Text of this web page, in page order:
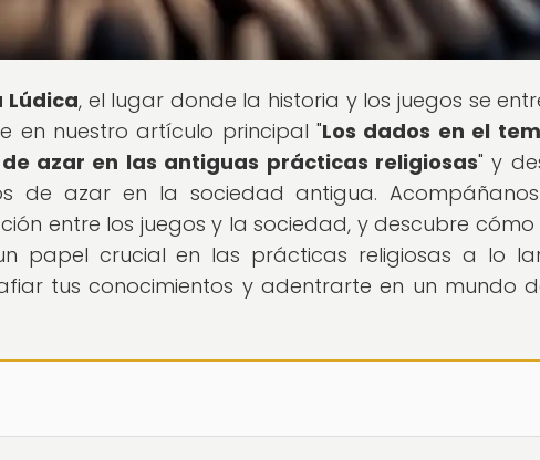
Lúdica, el lugar donde la historia y los juegos se
en nuestro artículo principal "Los dados en el
azar en las antiguas prácticas religiosas" y
de azar en la sociedad antigua.
entre los juegos y la sociedad, y descubre
papel crucial en las prácticas religiosas a lo
tus conocimientos y adentrarte en un mundo